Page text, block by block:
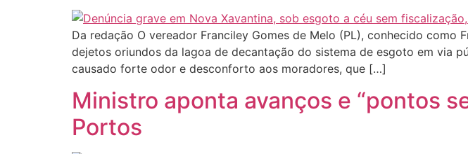
Da redação O vereador Franciley Gomes de Melo (PL), conhecido
dejetos oriundos da lagoa de decantação do sistema de esgoto em via
causado forte odor e desconforto aos moradores, que […]
Ministro aponta avanços e “pontos
Portos